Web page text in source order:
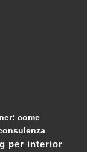
per interior